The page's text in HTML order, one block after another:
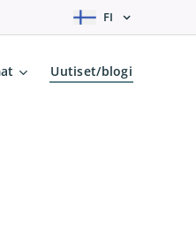
FI
Uutiset/blogi